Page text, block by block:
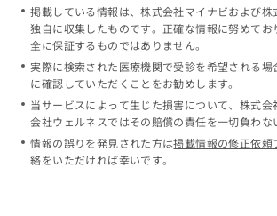
掲載している情報は、株式会社マイナビおよび株
独自に収集したものです。正確な情報に努めてお
全に保証するものではありません。
実際に検索された医療機関で受診を希望される場
に確認していただくことをお勧めします。
当サービスによって生じた損害について、株式会
会社ウェルネスではその賠償の責任を一切負わな
情報の誤りを発見された方は掲載情報の修正依頼
絡をいただければ幸いです。